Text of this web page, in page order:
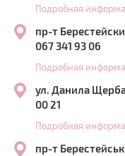
Подробная
пр-т
067 341 93 06
Подробная
ул. Данила
00 21
Подробная
пр-т